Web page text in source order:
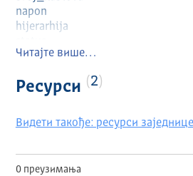
napon
hijerarhija
tkkod
opis
Читајте више…
Ресурси 2
Видети такође: ресурси заједнице
0 преузимања